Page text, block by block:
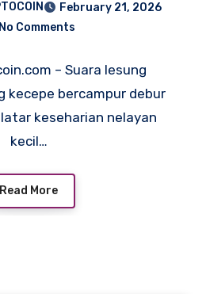
February 21, 2026
No Comments
– Suara lesung
kecepe bercampur debur
keseharian nelayan
kecil…
Read More